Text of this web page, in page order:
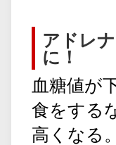
アドレ
に！
血糖値が
食をする
高くなる。